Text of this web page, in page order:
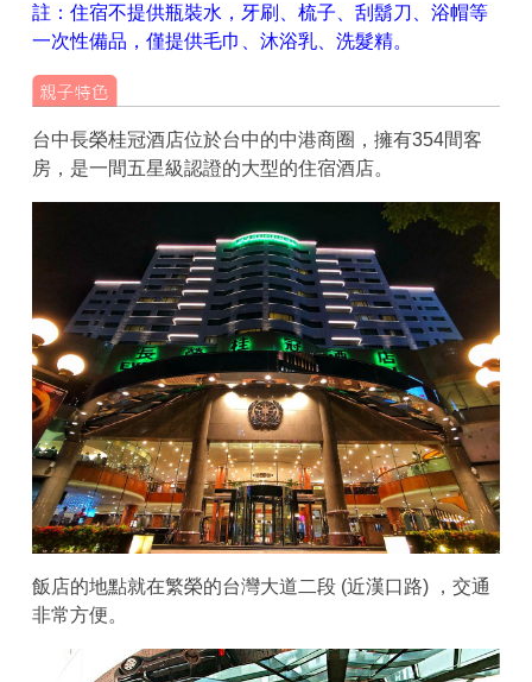
註：住宿不提供瓶裝水，牙刷、梳子、刮鬍刀、浴帽等
一次性備品，僅提供毛巾、沐浴乳、洗髮精。
台中長榮桂冠酒店位於台中的中港商圈，擁有354間客
房，是一間五星級認證的大型的住宿酒店。
飯店的地點就在繁榮的台灣大道二段 (近漢口路) ，交通
非常方便。